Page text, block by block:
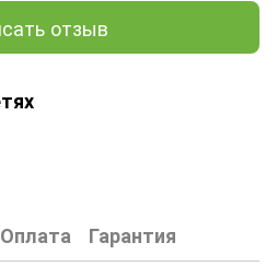
отзыв
Оплата Гарантия